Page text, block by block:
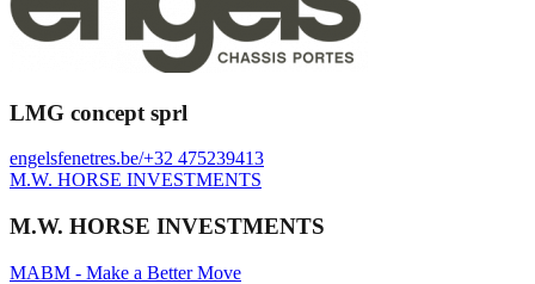
LMG concept sprl
engelsfenetres.be/+32 475239413
M.W. HORSE INVESTMENTS
M.W. HORSE INVESTMENTS
MABM - Make a Better Move